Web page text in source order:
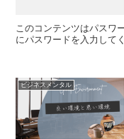
このコンテンツはパスワ
にパスワードを入力して
ビジネスメンタル